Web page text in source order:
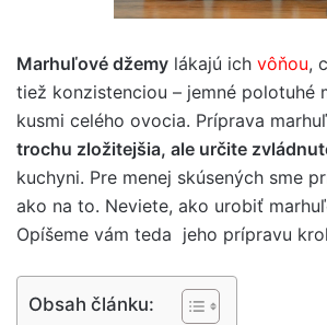
Marhuľové džemy lákajú ich vôňou,
tiež konzistenciou – jemné polotuhé
kusmi celého ovocia. Príprava
trochu zložitejšia, ale určite
kuchyni. Pre menej skúsených sme
ako na to. Neviete, ako urobiť
Opíšeme vám teda jeho prípravu
Obsah článku: